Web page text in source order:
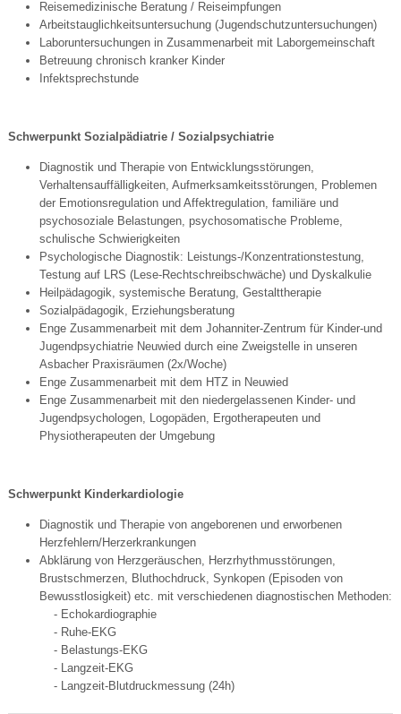
Reisemedizinische Beratung / Reiseimpfungen
Arbeitstauglichkeitsuntersuchung (Jugendschutzuntersuchungen)
Laboruntersuchungen in Zusammenarbeit mit Laborgemeinschaft
Betreuung chronisch kranker Kinder
Infektsprechstunde
Schwerpunkt Sozialpädiatrie / Sozialpsychiatrie
Diagnostik und Therapie von Entwicklungsstörungen,
Verhaltensauffälligkeiten, Aufmerksamkeitsstörungen, Problemen
der Emotionsregulation und Affektregulation, familiäre und
psychosoziale Belastungen, psychosomatische Probleme,
schulische Schwierigkeiten
Psychologische Diagnostik: Leistungs-/Konzentrationstestung,
Testung auf LRS (Lese-Rechtschreibschwäche) und Dyskalkulie
Heilpädagogik, systemische Beratung, Gestalttherapie
Sozialpädagogik, Erziehungsberatung
Enge Zusammenarbeit mit dem Johanniter-Zentrum für Kinder-und
Jugendpsychiatrie Neuwied durch eine Zweigstelle in unseren
Asbacher Praxisräumen (2x/Woche)
Enge Zusammenarbeit mit dem HTZ in Neuwied
Enge Zusammenarbeit mit den niedergelassenen Kinder- und
Jugendpsychologen, Logopäden, Ergotherapeuten und
Physiotherapeuten der Umgebung
Schwerpunkt Kinderkardiologie
Diagnostik und Therapie von angeborenen und erworbenen
Herzfehlern/Herzerkrankungen
Abklärung von Herzgeräuschen, Herzrhythmusstörungen,
Brustschmerzen, Bluthochdruck, Synkopen (Episoden von
Bewusstlosigkeit) etc. mit verschiedenen diagnostischen Methoden:
- Echokardiographie
- Ruhe-EKG
- Belastungs-EKG
- Langzeit-EKG
- Langzeit-Blutdruckmessung (24h)